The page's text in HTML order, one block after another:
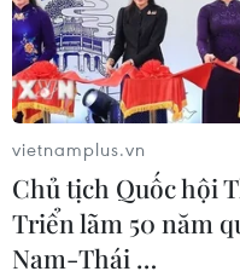
tướng Kishida đang
vấn đề hóc búa.
Ông sẽ không có
giải quyết các vấn đề
vietnamplus.vn
Chủ tịch Quốc hội
Triển lãm 50 năm
Nam-Thái …